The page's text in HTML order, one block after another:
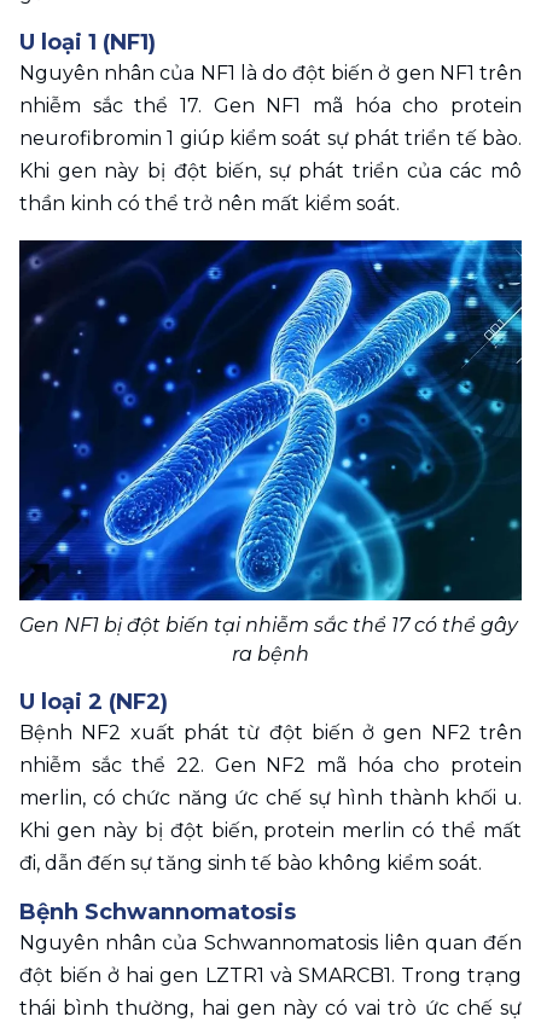
U loại 1 (NF1)
Nguyên nhân của NF1 là do đột biến ở gen NF1 trên
nhiễm sắc thể 17. Gen NF1 mã hóa cho protein
neurofibromin 1 giúp kiểm soát sự phát triển tế bào.
Khi gen này bị đột biến, sự phát triển của các mô
thần kinh có thể trở nên mất kiểm soát.
Gen NF1 bị đột biến tại nhiễm sắc thể 17 có thể gây
ra bệnh
U loại 2 (NF2)
Bệnh NF2 xuất phát từ đột biến ở gen NF2 trên
nhiễm sắc thể 22. Gen NF2 mã hóa cho protein
merlin, có chức năng ức chế sự hình thành khối u.
Khi gen này bị đột biến, protein merlin có thể mất
đi, dẫn đến sự tăng sinh tế bào không kiểm soát.
Bệnh Schwannomatosis
Nguyên nhân của Schwannomatosis liên quan đến
đột biến ở hai gen LZTR1 và SMARCB1. Trong trạng
thái bình thường, hai gen này có vai trò ức chế sự